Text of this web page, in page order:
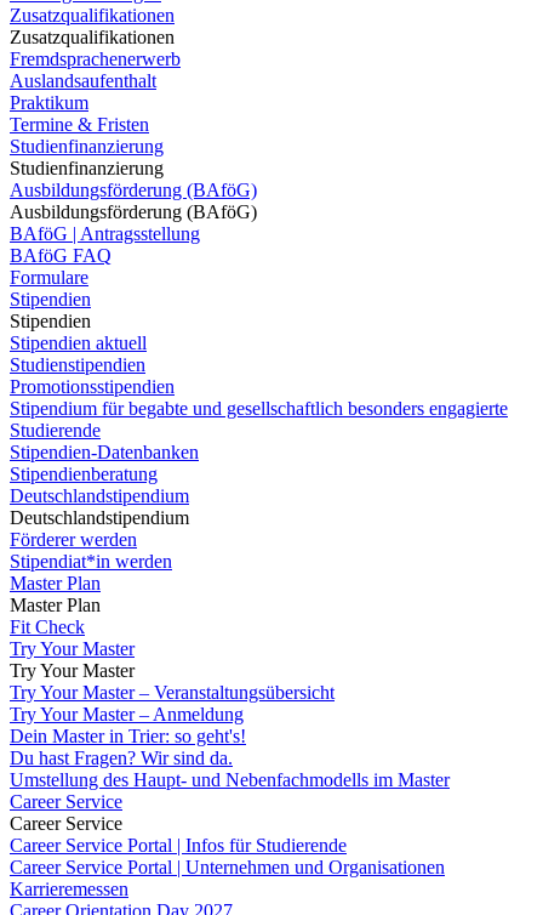
Zusatzqualifikationen
Zusatzqualifikationen
Fremdsprachenerwerb
Auslandsaufenthalt
Praktikum
Termine & Fristen
Studienfinanzierung
Studienfinanzierung
Ausbildungsförderung (BAföG)
Ausbildungsförderung (BAföG)
BAföG | Antragsstellung
BAföG FAQ
Formulare
Stipendien
Stipendien
Stipendien aktuell
Studienstipendien
Promotionsstipendien
Stipendium für begabte und gesellschaftlich besonders engagierte
Studierende
Stipendien-Datenbanken
Stipendienberatung
Deutschlandstipendium
Deutschlandstipendium
Förderer werden
Stipendiat*in werden
Master Plan
Master Plan
Fit Check
Try Your Master
Try Your Master
Try Your Master – Veranstaltungsübersicht
Try Your Master – Anmeldung
Dein Master in Trier: so geht's!
Du hast Fragen? Wir sind da.
Umstellung des Haupt- und Nebenfachmodells im Master
Career Service
Career Service
Career Service Portal | Infos für Studierende
Career Service Portal | Unternehmen und Organisationen
Karrieremessen
Career Orientation Day 2027